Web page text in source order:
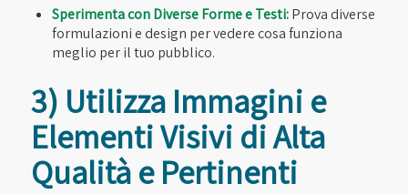
Sperimenta con Diverse Forme e Testi:Prova diverse
formulazioni e design per vedere cosa funziona
meglio per il tuo pubblico.
3) Utilizza Immagini e
Elementi Visivi di Alta
Qualità e Pertinenti